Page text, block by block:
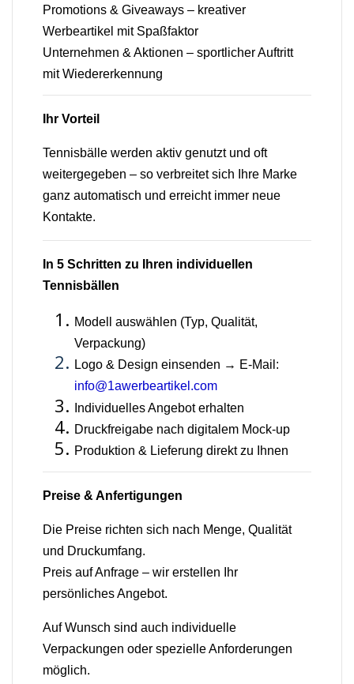
Promotions & Giveaways – kreativer
Werbeartikel mit Spaßfaktor
Unternehmen & Aktionen – sportlicher Auftritt
mit Wiedererkennung
Ihr Vorteil
Tennisbälle werden aktiv genutzt und oft
weitergegeben – so verbreitet sich Ihre Marke
ganz automatisch und erreicht immer neue
Kontakte.
In 5 Schritten zu Ihren individuellen
Tennisbällen
Modell auswählen (Typ, Qualität,
Verpackung)
Logo & Design einsenden → E-Mail:
info@1awerbeartikel.com
Individuelles Angebot erhalten
Druckfreigabe nach digitalem Mock-up
Produktion & Lieferung direkt zu Ihnen
Preise & Anfertigungen
Die Preise richten sich nach Menge, Qualität
und Druckumfang.
Preis auf Anfrage – wir erstellen Ihr
persönliches Angebot.
Auf Wunsch sind auch individuelle
Verpackungen oder spezielle Anforderungen
möglich.